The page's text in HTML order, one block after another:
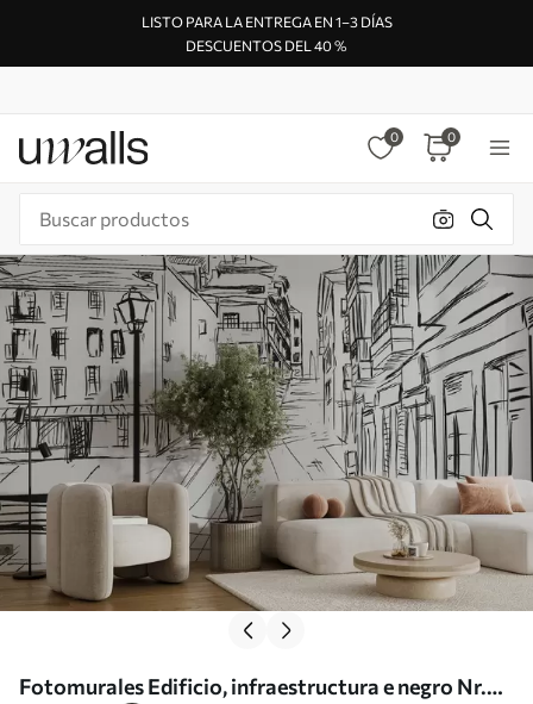
LISTO PARA LA ENTREGA EN 1–3 DÍAS
DESCUENTOS DEL 40 %
0 0
Fotomurales Edificio, infraestructura e negro Nr.